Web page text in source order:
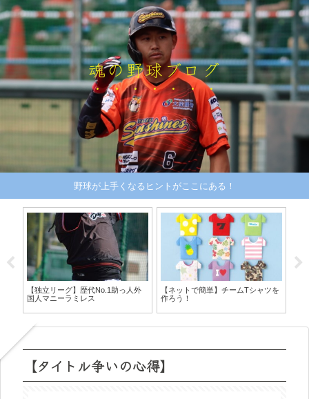
魂の野球ブログ
野球が上手くなるヒントがここにある！
【独立リーグ】歴代No.1助っ人外
国人マニーラミレス
【ネットで簡単】チームTシャツを
作ろう！
【タイトル争いの心得】